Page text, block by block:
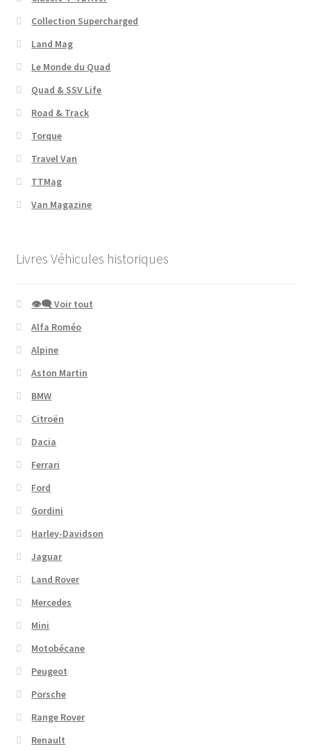
Collection Supercharged
Land Mag
Le Monde du Quad
Quad & SSV Life
Road & Track
Torque
Travel Van
TTMag
Van Magazine
Livres Véhicules historiques
👁‍🗨 Voir tout
Alfa Roméo
Alpine
Aston Martin
BMW
Citroën
Dacia
Ferrari
Ford
Gordini
Harley-Davidson
Jaguar
Land Rover
Mercedes
Mini
Motobécane
Peugeot
Porsche
Range Rover
Renault